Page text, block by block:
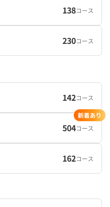
138コース
230コース
142コース
504コース
新着あり
162コース